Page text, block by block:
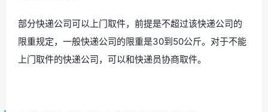
部分快递公司可以上门取件，前提是不超过该快递公司的
限重规定，一般快递公司的限重是30到50公斤。对于不能
上门取件的快递公司，可以和快递员协商取件。